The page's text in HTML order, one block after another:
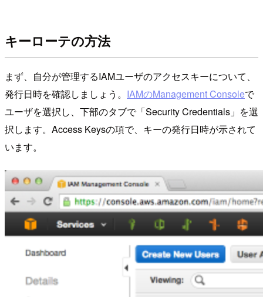
キーローテの方法
まず、自分が管理するIAMユーザのアクセスキーについて、
発行日時を確認しましょう。 IAMのManagement Consoleで
ユーザを選択し、下部のタブで「Security Credentials」を選
択します。Access Keysの項で、キーの発行日時が示されて
います。